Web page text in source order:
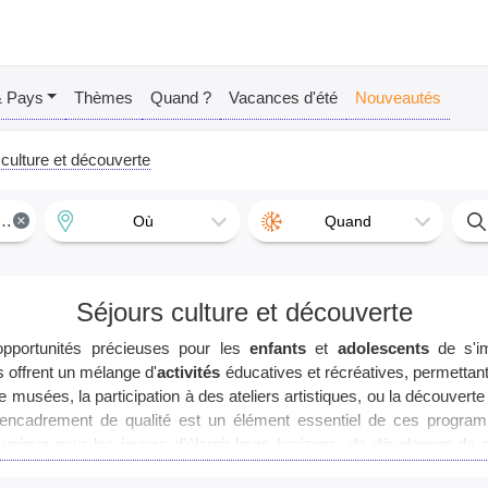
Pays Thèmes Quand ? Vacances d'été Nouveautés
et découverte
× Où Quand
Séjours culture et découverte
précieuses pour les enfantset adolescentsde
offrent un mélange d'activités éducatives et récréatives,
la participation à des ateliers artistiques, ou la
de qualité est un élément essentiel de ces
pour les jeunes d'élargir leurs horizons, de développer de